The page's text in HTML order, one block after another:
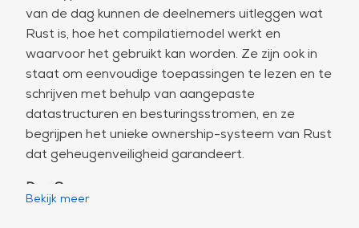
van de dag kunnen de deelnemers uitleggen wat
Rust is, hoe het compilatiemodel werkt en
waarvoor het gebruikt kan worden. Ze zijn ook in
staat om eenvoudige toepassingen te lezen en te
schrijven met behulp van aangepaste
datastructuren en besturingsstromen, en ze
begrijpen het unieke ownership-systeem van Rust
dat geheugenveiligheid garandeert.
Dag 2
Patroonherkenning en foutafhandeling,
Bekijk meer